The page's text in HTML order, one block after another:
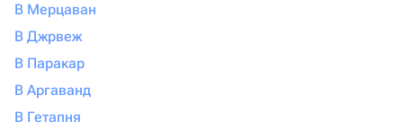
В Мерцаван
В Джрвеж
В Паракар
В Аргаванд
В Гетапня